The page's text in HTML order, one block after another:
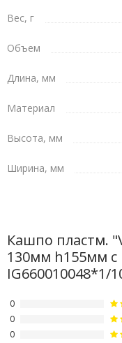
Вес, г
Объем
Длина, мм
Материал
Высота, мм
Ширина, мм
Кашпо пластм.
130мм h155мм
IG660010048*1/
0
0
0